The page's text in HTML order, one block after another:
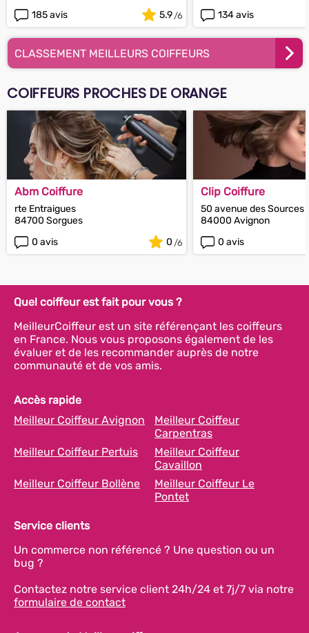
185 avis
5.9
134 avis
CLASSEMENT MEILLEURS COIFFEURS
COIFFEURS PROCHES DE ORANGE
Abm Coiffure
rte Entraigues
84700 Sorgues
0 avis
0
Clip Coiffure
50 avenue des Sources
84000 Avignon
0 avis
Quel coiffeur est fait pour vous ?
MeilleurCoiffeur est un site référençant les coiffeurs
en France. Nous vous proposons également de les
évaluer et de les recommander auprès de notre
communauté et de vos amis.
Accès rapide
Meilleur Coiffeur Avignon
Meilleur Coiffeur
Carpentras
Meilleur Coiffeur Pertuis
Meilleur Coiffeur
Cavaillon
Meilleur Coiffeur Bollène
Meilleur Coiffeur Le
Pontet
Service clients
Un commerce non référencé ? Une question ou un
bug ?
Contactez notre service client 24h/24 et 7j/7 via notre
formulaire de contact